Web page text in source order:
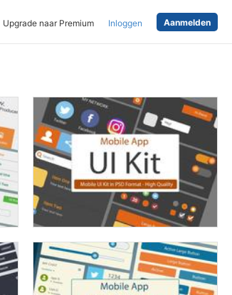
Upgrade naar Premium Inloggen Aanmelden